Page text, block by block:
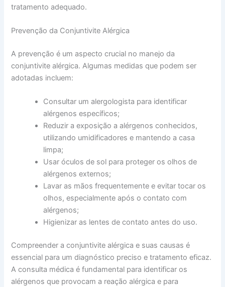
tratamento adequado.
Prevenção da Conjuntivite Alérgica
A prevenção é um aspecto crucial no manejo da
conjuntivite alérgica. Algumas medidas que podem ser
adotadas incluem:
Consultar um alergologista para identificar
alérgenos específicos;
Reduzir a exposição a alérgenos conhecidos,
utilizando umidificadores e mantendo a casa
limpa;
Usar óculos de sol para proteger os olhos de
alérgenos externos;
Lavar as mãos frequentemente e evitar tocar os
olhos, especialmente após o contato com
alérgenos;
Higienizar as lentes de contato antes do uso.
Compreender a conjuntivite alérgica e suas causas é
essencial para um diagnóstico preciso e tratamento eficaz.
A consulta médica é fundamental para identificar os
alérgenos que provocam a reação alérgica e para